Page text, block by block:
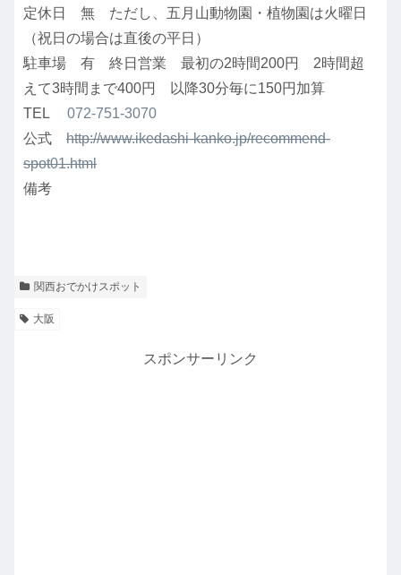
定休日 無 ただし、五月山動物園・植物園は火曜日
（祝日の場合は直後の平日）
駐車場 有 終日営業 最初の2時間200円 2時間超
えて3時間まで400円 以降30分毎に150円加算
TEL
072-751-3070
公式 http://www.ikedashi-kanko.jp/recommend-
spot01.html
備考
関西おでかけスポット
大阪
スポンサーリンク